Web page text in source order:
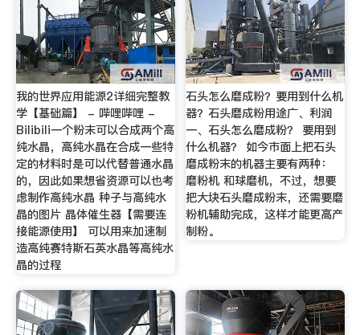
我的世界应用能源2详细完整教
学【基础篇】 - 哔哩哔哩 -
Bilibili一个粉末可以合成两个高
纯水晶，高纯水晶在合成一些特
定的材料时是可以代替普通水晶
的，因此如果想省资源可以也考
虑制作高纯水晶 种子与高纯水
晶的图片 晶体催生器【需要连
接能源使用】 可以用来加速制
造高纯赛特斯石英水晶等高纯水
晶的过程
石头怎么磨成粉？要用到什么机
器？石头磨成粉用途广、利润
一、石头怎么磨成粉？ 要用到
什么机器？ 如今市面上把石头
磨成粉末的机器主要有两种：
磨粉机 和球磨机，不过，想要
把大块石头磨成粉末，还需要磨
粉机辅助完成，这样才能更高产
制粉。